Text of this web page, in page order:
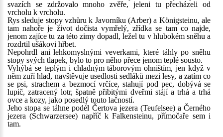
svazích se zdržovalo mnoho zvěře, jeleni tu přecházeli od
vrcholu k vrcholu.
Rys sleduje stopy vzhůru k Javorníku (Arber) a Königsteinu, ale
tam nahoře je život dočista vymřelý, zřídka se tam co najde,
jenom zajíce tu za této zimy dopadl, ležel tu v hlubokém sněhu a
rozdrtil ušákovi hřbet.
Nepohrdl ani lehkomyslnými veverkami, které táhly po sněhu
stopy svých tlapek, bylo to pro něho přece jenom teplé sousto.
Vyhýbá se teplým i chladným táborovým ohništím, jen když v
něm zuří hlad, navštěvuje usedlosti sedláků mezi lesy, a zatím co
se psi, strachem a bezmocí vrčíce, stahují pod pec, dobývá se
lupič, zatracený lotr, špatně přibitými dveřmi stájí a trhá a trhá
ovce a kozy, jako posedlý touto lačností.
Jeho stopa se táhne podél Čertova jezera (Teufelsee) a Černého
jezera (Schwarzersee) napříč k Falkensteinu, přímočaře sem i
tam.